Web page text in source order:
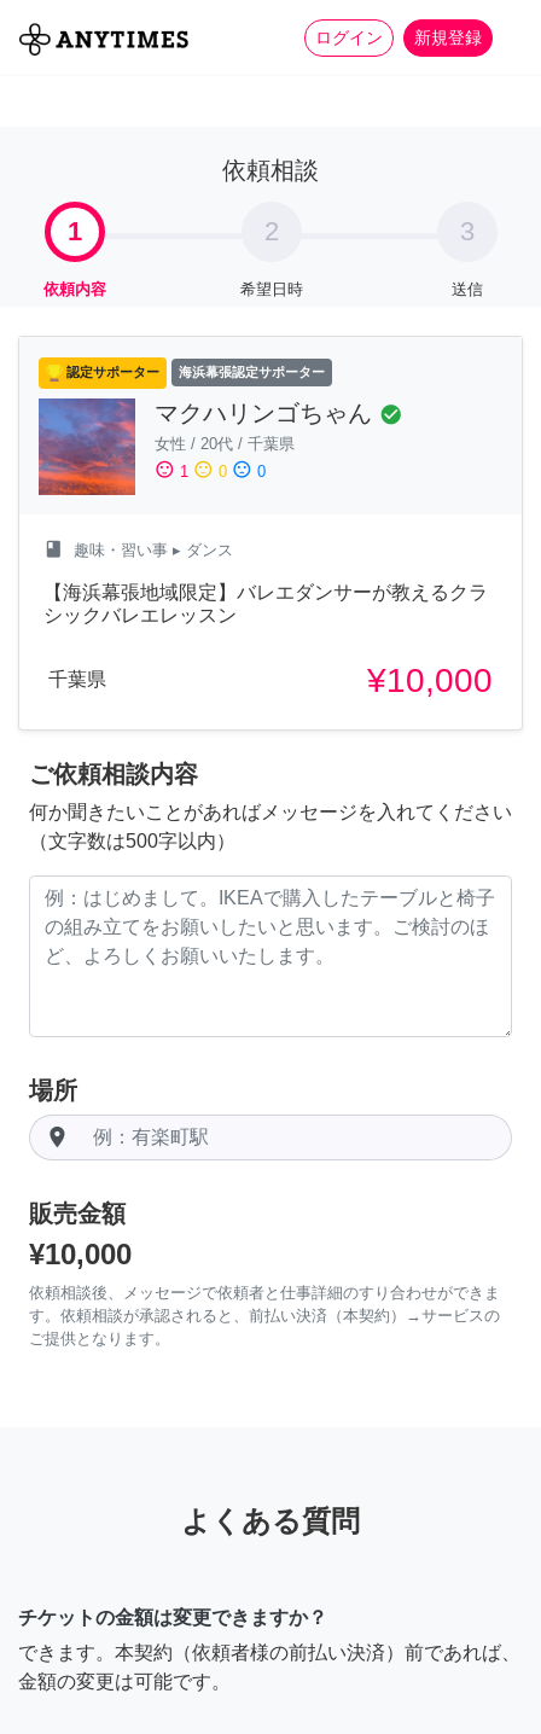
ログイン 新規登録
全て 家事 more_horiz
依頼相談
1
依頼内容
2
希望日時
3
送信
認定サポーター 海浜幕張認定サポーター
マクハリンゴちゃん check_circle
女性 / 20代 / 千葉県
sentiment_satisfied 1 sentiment_neutral 0 sentiment_dissatisfied 0
class 趣味・習い事 ▸ ダンス
【海浜幕張地域限定】バレエダンサーが教えるクラ
シックバレエレッスン
千葉県 ¥10,000
ご依頼相談内容
何か聞きたいことがあればメッセージを入れてください
（文字数は500字以内）
場所
room
販売金額
¥10,000
依頼相談後、メッセージで依頼者と仕事詳細のすり合わせができま
す。依頼相談が承認されると、前払い決済（本契約）→サービスの
ご提供となります。
よくある質問
チケットの金額は変更できますか？
できます。本契約（依頼者様の前払い決済）前であれば、
金額の変更は可能です。